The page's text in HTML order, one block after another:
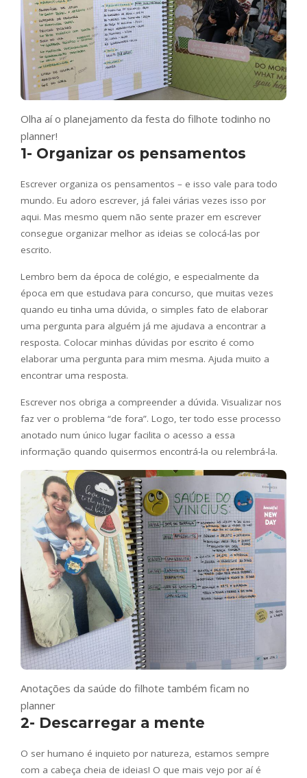
Olha aí o planejamento da festa do filhote todinho no
planner!
1- Organizar os pensamentos
Escrever organiza os pensamentos – e isso vale para todo
mundo. Eu adoro escrever, já falei várias vezes isso por
aqui. Mas mesmo quem não sente prazer em escrever
consegue organizar melhor as ideias se colocá-las por
escrito.
Lembro bem da época de colégio, e especialmente da
época em que estudava para concurso, que muitas vezes
quando eu tinha uma dúvida, o simples fato de elaborar
uma pergunta para alguém já me ajudava a encontrar a
resposta. Colocar minhas dúvidas por escrito é como
elaborar uma pergunta para mim mesma. Ajuda muito a
encontrar uma resposta.
Escrever nos obriga a compreender a dúvida. Visualizar nos
faz ver o problema “de fora”. Logo, ter todo esse processo
anotado num único lugar facilita o acesso a essa
informação quando quisermos encontrá-la ou relembrá-la.
Anotações da saúde do filhote também ficam no
planner
2- Descarregar a mente
O ser humano é inquieto por natureza, estamos sempre
com a cabeça cheia de ideias! O que mais vejo por aí é